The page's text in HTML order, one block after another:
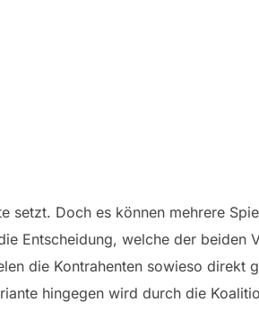
setzt. Doch es können mehrere
Entscheidung, welche der beiden
die Kontrahenten sowieso direkt
hingegen wird durch die